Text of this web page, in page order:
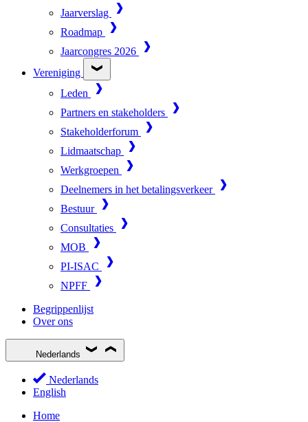
Jaarverslag
Roadmap
Jaarcongres 2026
Vereniging
Leden
Partners en stakeholders
Stakeholderforum
Lidmaatschap
Werkgroepen
Deelnemers in het betalingsverkeer
Bestuur
Consultaties
MOB
PI-ISAC
NPFF
Begrippenlijst
Over ons
Nederlands
Nederlands
English
Home